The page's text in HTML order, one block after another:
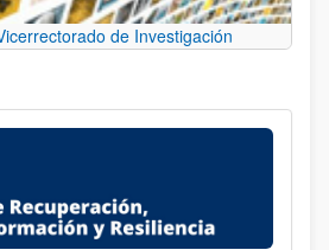
de Investigación